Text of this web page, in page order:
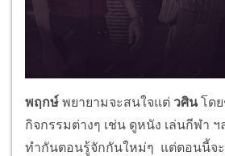
พฤกษ์ พยายามจะสนใจแต่ วศินโด
กิจกรรมต่างๆ เช่น ดูหนัง เล่นกีฬา ฯ
ทำกันตอนรู้จักกันใหม่ๆ แต่ตอนนี้จ